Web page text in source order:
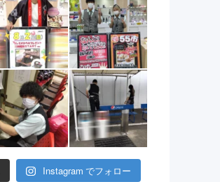
Instagram でフォロー